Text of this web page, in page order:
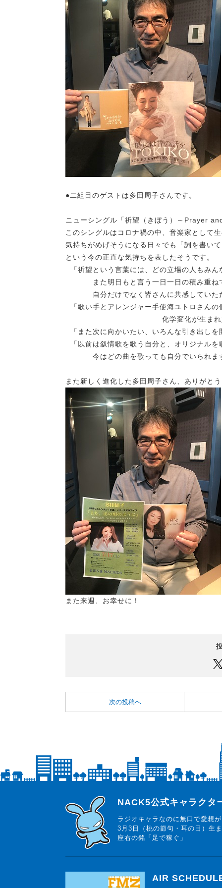
●二組目のゲストは多田周子さんです。
ニューシングル「祈望（きぼう）～Prayer
このシングルはコロナ禍の中、音楽家として
気持ちがめげそうになる日々でも「詞を書い
という今の正直な気持ちを表したそうです。
「祈望という言葉には、どの立場の人もみん
また明日もと言う一日一日の積み重ね
自分だけでなく皆さんに共感していただ
「歌い手とアレンジャー手使海ユトロさんの
化学変化が生まれ始めた
「また次に向かいたい、いろんな引き出しを
「以前は叙情歌を歌う自分と、オリジナルを
今はどの曲を歌っても自分でいられます
また新しく進化した多田周子さん、ありがとう
また来週、お幸せに！
次の投稿へ
らじっと君
NACK5公式キャラクタ
ラジオキャラなのに無口で愛想
3月3日（桃の節句・耳の日）生
座右の銘「足で稼ぐ」
AIR